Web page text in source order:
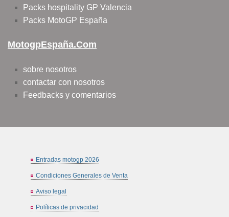
Packs hospitality GP Valencia
Packs MotoGP España
MotogpEspaña.com
sobre nosotros
contactar con nosotros
Feedbacks y comentarios
Entradas motogp 2026
Condiciones Generales de Venta
Aviso legal
Políticas de privacidad